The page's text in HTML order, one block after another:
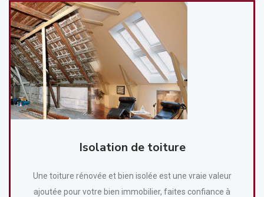
Isolation de toiture
Une toiture rénovée et bien isolée est une vraie valeur
ajoutée pour votre bien immobilier, faites confiance à